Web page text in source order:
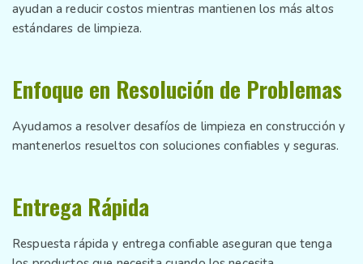
ayudan a reducir costos mientras mantienen los más altos
estándares de limpieza.
Enfoque en Resolución de Problemas
Ayudamos a resolver desafíos de limpieza en construcción y
mantenerlos resueltos con soluciones confiables y seguras.
Entrega Rápida
Respuesta rápida y entrega confiable aseguran que tenga